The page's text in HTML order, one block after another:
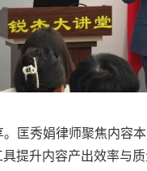
秀娟律师聚焦内容本
提升内容产出效率与